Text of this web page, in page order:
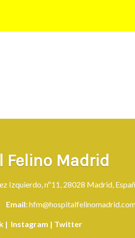
Felino Madrid
Izquierdo, nº11, 28028 Madrid,
Email:
| Instagram | Twitter